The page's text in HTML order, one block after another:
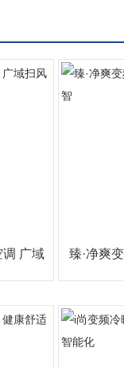
调 广域 臻·净爽